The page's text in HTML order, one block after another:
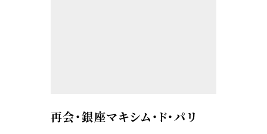
再会・銀座マキシム・ド・パリ